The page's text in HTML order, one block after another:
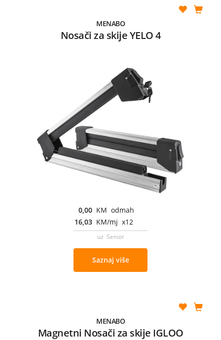
MENABO
Nosači za skije YELO 4
0,00 KM odmah
16,03 KM/mj x12
uz Senior
Saznaj više
MENABO
Magnetni Nosači za skije IGLOO